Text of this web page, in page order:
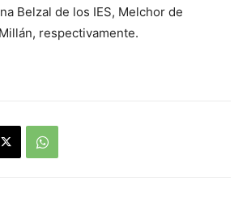
Belzal de los IES, Melchor de
respectivamente.